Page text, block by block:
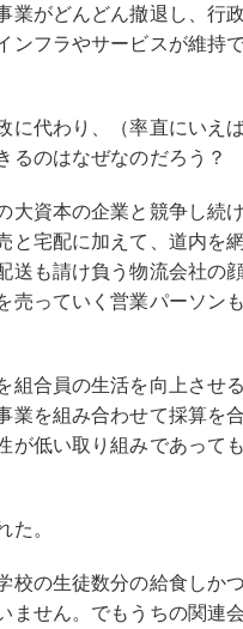
業がどんどん撤退し、行
フラやサービスが維持
に代わり、（率直にいえ
るのはなぜなのだろう？
大資本の企業と競争し続
と宅配に加えて、道内を
送も請け負う物流会社の
売っていく営業パーソン
組合員の生活を向上させ
業を組み合わせて採算を
が低い取り組みであって
。
校の生徒数分の給食しか
ません。でもうちの関連